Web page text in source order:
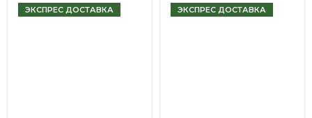
ЭКСПРЕС ДОСТАВКА ЭКСПРЕС ДОСТАВКА